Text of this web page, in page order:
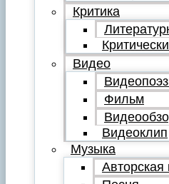
Критика
Видео
Фильм
Видеоклип
Музыка
Авторская